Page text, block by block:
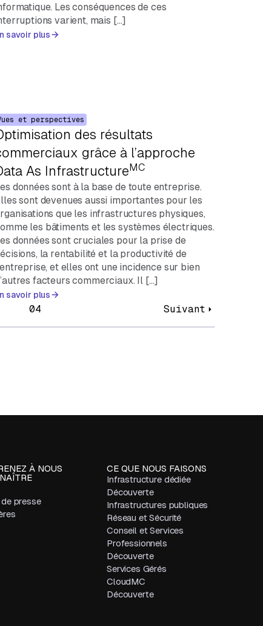
Les conséquences de ces
varient, mais […]
savoir plus
et perspectives
des résultats
grâce à l’approche
As InfrastructureMC
données sont à la base de toute entreprise.
sont devenues aussi importantes pour les
que les infrastructures physiques,
les bâtiments et les systèmes électriques.
données sont cruciales pour la prise de
la rentabilité et la productivité de
et elles ont une incidence sur bien
facteurs commerciaux. Il […]
savoir plus
04 Suivant
À NOUS
presse
CE QUE NOUS FAISONS
Infrastructure dédiée
Découverte
Infrastructures publiques
Réseau et Sécurité
Conseil et Services
Professionnels
Découverte
Services Gérés
CloudMC
Découverte